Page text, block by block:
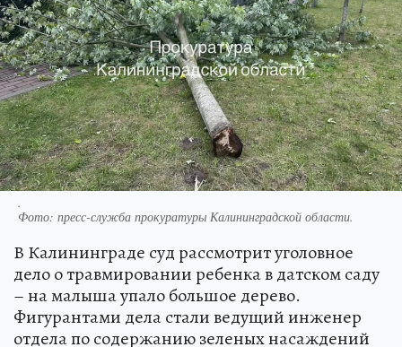
.
Фото: пресс-служба прокуратуры Калининградской области.
В Калининграде суд рассмотрит уголовное
дело о травмировании ребенка в датском саду
– на малыша упало большое дерево.
Фигурантами дела стали ведущий инженер
отдела по содержанию зеленых насаждений